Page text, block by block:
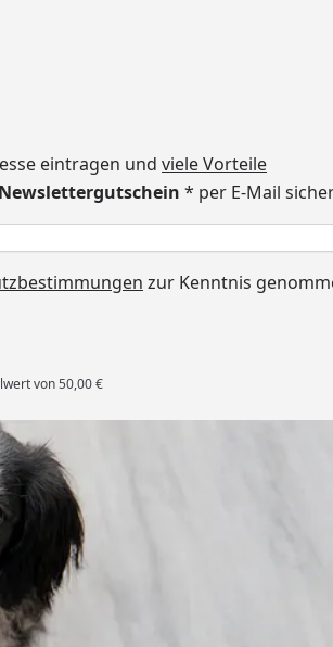
eintragen und viele Vorteile
* per E-Mail
zur Kenntnis
von 50,00 €